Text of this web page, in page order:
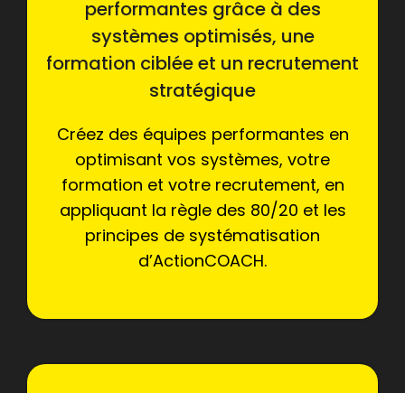
performantes grâce à des
systèmes optimisés, une
formation ciblée et un recrutement
stratégique
Créez des équipes performantes en
optimisant vos systèmes, votre
formation et votre recrutement, en
appliquant la règle des 80/20 et les
principes de systématisation
d’ActionCOACH.